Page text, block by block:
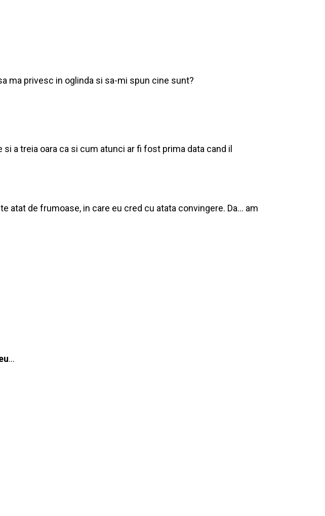
ma privesc in oglinda si sa-mi spun cine sunt?
a treia oara ca si cum atunci ar fi fost prima data cand il
atat de frumoase, in care eu cred cu atata convingere. Da… am
…